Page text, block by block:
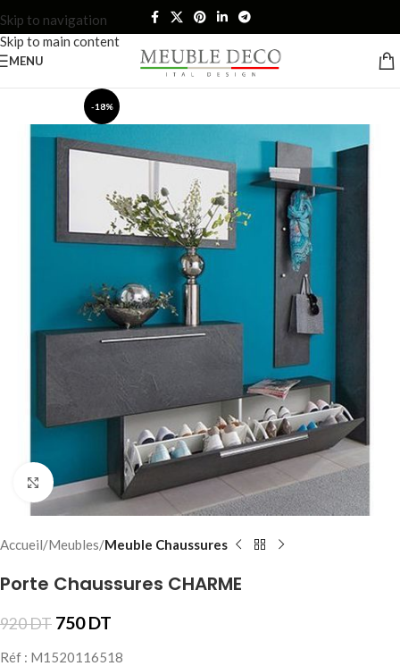
Skip to navigation
Skip to main content
MENU
-18%
Click to enlarge
Accueil Meubles Meuble Chaussures
Porte Chaussures CHARME
920DT 750DT
Réf : M1520116518